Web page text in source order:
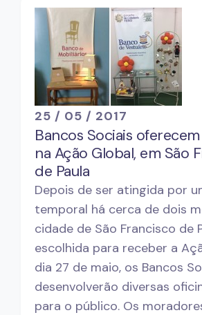
25 / 05 / 2017
Bancos Sociais
na Ação Global, em São
de Paula
Depois de ser atingida por
temporal há cerca de dois
cidade de São Francisco de
escolhida para receber a
dia 27 de maio, os Bancos
desenvolverão diversas
para o público. Os